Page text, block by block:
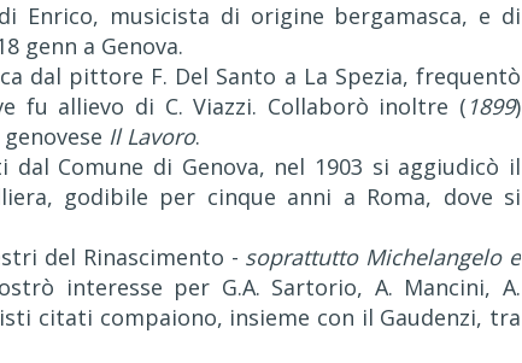
Enrico, musicista di origine bergamasca, e di
genn a Genova.
dal pittore F. Del Santo a La Spezia, frequentò
fu allievo di C. Viazzi. Collaborò inoltre ( 1899)
Il Lavoro.
Comune di Genova, nel 1903 si aggiudicò il
godibile per cinque anni a Roma, dove si
del Rinascimento - soprattutto Michelangelo e
interesse per G.A. Sartorio, A. Mancini, A.
citati compaiono, insieme con il Gaudenzi, tra